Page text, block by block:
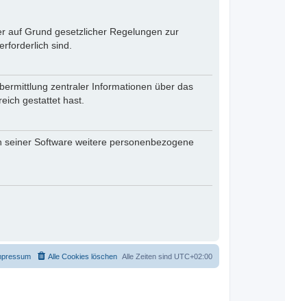
auf Grund gesetzlicher Regelungen zur
sind.
zentraler Informationen über das
gestattet hast.
Software weitere personenbezogene
Alle Zeiten sind UTC+02:00
Alle Cookies löschen